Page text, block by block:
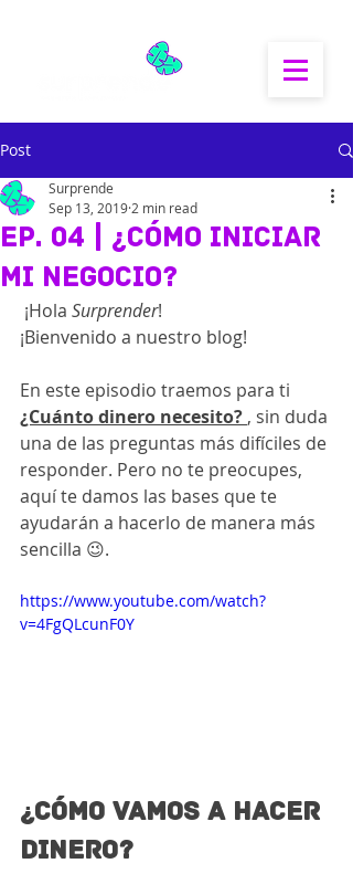
Post
Ep. 04 | ¿Cómo iniciar
mi negocio?
Surprende
Sep 13, 2019 2 min read
¡Hola Surprender!
¡Bienvenido a nuestro blog!
En este episodio traemos para ti
¿Cuánto dinero necesito? , sin duda
una de las preguntas más difíciles de
responder. Pero no te preocupes,
aquí te damos las bases que te
ayudarán a hacerlo de manera más
sencilla 😉.
https://www.youtube.com/watch?
v=4FgQLcunF0Y
¿CÓMO VAMOS A HACER
DINERO?